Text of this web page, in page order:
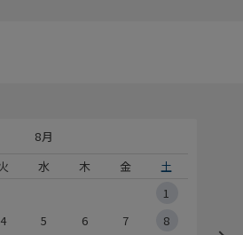
8月
水 木 金
土
1
4 5 6 7
8